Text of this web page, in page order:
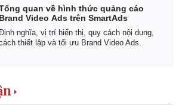
quan về hình thức quảng cáo
Brand Video Ads trên SmartAds
nghĩa, vị trí hiển thị, quy cách nội dung,
thiết lập và tối ưu Brand Video Ads.